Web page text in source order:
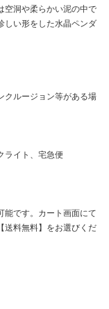
空洞や柔らかい泥の中で
しい形をした水晶ペンダ
クルージョン等がある場
ライト、宅急便
能です。カート画面にて
送料無料】をお選びくだ